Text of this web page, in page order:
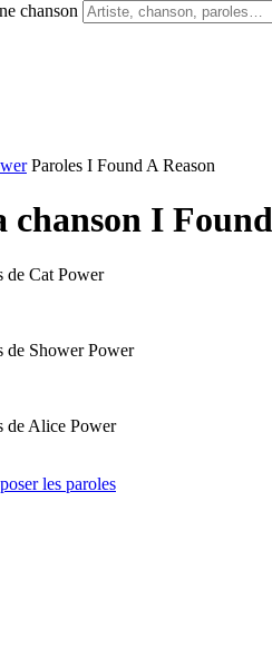
chanson
Paroles I Found A Reason
chanson I
de Cat Power
de Shower Power
de Alice Power
les paroles